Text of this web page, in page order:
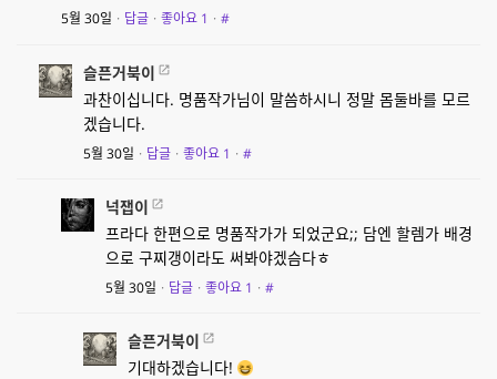
5월 30일 · 답글 · 좋아요 1 · #
슬픈거북이
과찬이십니다. 명품작가님이 말씀하시니 정말 몸둘바를 모르
겠습니다.
5월 30일 · 답글 · 좋아요 1 · #
넉잽이
프라다 한편으로 명품작가가 되었군요;; 담엔 할렘가 배경
으로 구찌갱이라도 써봐야겠슴다ㅎ
5월 30일 · 답글 · 좋아요 1 · #
슬픈거북이
기대하겠습니다!